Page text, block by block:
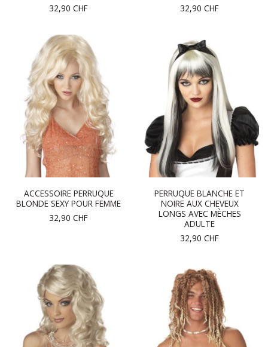
32,90 CHF
32,90 CHF
ACCESSOIRE PERRUQUE
BLONDE SEXY POUR FEMME
32,90 CHF
PERRUQUE BLANCHE ET
NOIRE AUX CHEVEUX
LONGS AVEC MÈCHES
ADULTE
32,90 CHF